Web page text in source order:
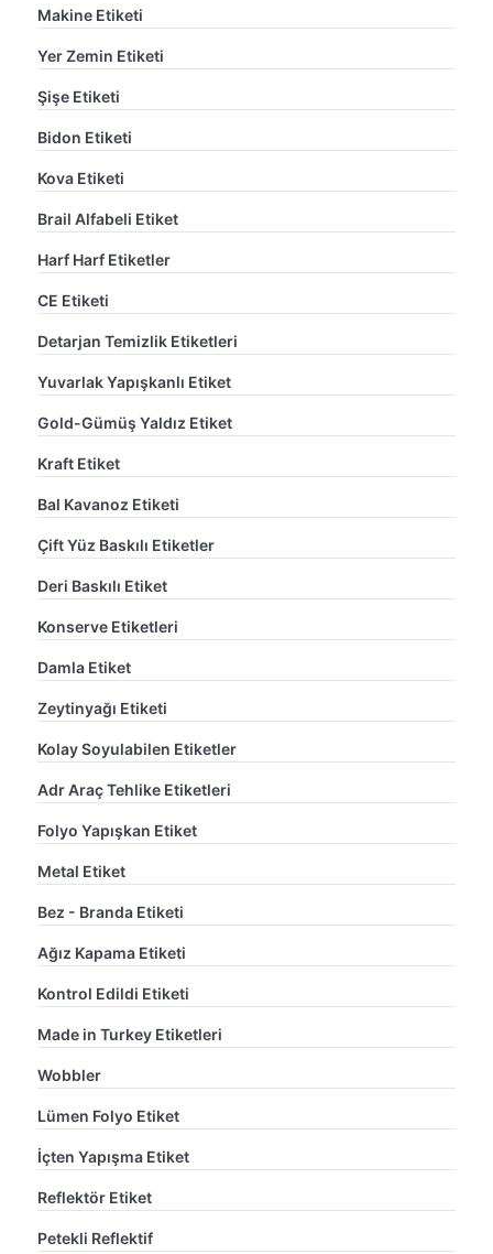
Makine Etiketi
Yer Zemin Etiketi
Şişe Etiketi
Bidon Etiketi
Kova Etiketi
Brail Alfabeli Etiket
Harf Harf Etiketler
CE Etiketi
Detarjan Temizlik Etiketleri
Yuvarlak Yapışkanlı Etiket
Gold-Gümüş Yaldız Etiket
Kraft Etiket
Bal Kavanoz Etiketi
Çift Yüz Baskılı Etiketler
Deri Baskılı Etiket
Konserve Etiketleri
Damla Etiket
Zeytinyağı Etiketi
Kolay Soyulabilen Etiketler
Adr Araç Tehlike Etiketleri
Folyo Yapışkan Etiket
Metal Etiket
Bez - Branda Etiketi
Ağız Kapama Etiketi
Kontrol Edildi Etiketi
Made in Turkey Etiketleri
Wobbler
Lümen Folyo Etiket
İçten Yapışma Etiket
Reflektör Etiket
Petekli Reflektif